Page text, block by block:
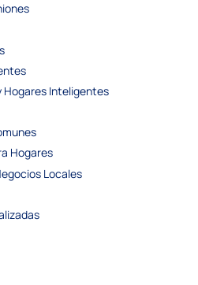
Inteligentes
Hogares
Locales